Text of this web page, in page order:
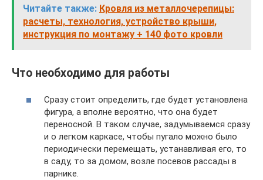
Читайте также: Кровля из металлочерепицы:
расчеты, технология, устройство крыши,
инструкция по монтажу + 140 фото кровли
Что необходимо для работы
Сразу стоит определить, где будет установлена
фигура, а вполне вероятно, что она будет
переносной. В таком случае, задумываемся сразу
и о легком каркасе, чтобы пугало можно было
периодически перемещать, устанавливая его, то
в саду, то за домом, возле посевов рассады в
парнике.